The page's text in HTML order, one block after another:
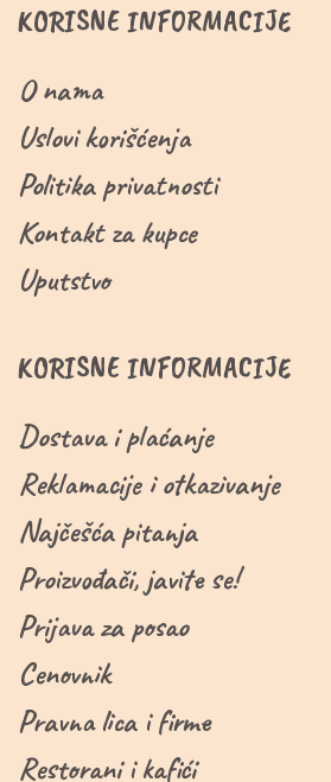
KORISNE INFORMACIJE
O nama
Uslovi korišćenja
Politika privatnosti
Kontakt za kupce
Uputstvo
KORISNE INFORMACIJE
Dostava i plaćanje
Reklamacije i otkazivanje
Najčešća pitanja
Proizvođači, javite se!
Prijava za posao
Cenovnik
Pravna lica i firme
Restorani i kafići